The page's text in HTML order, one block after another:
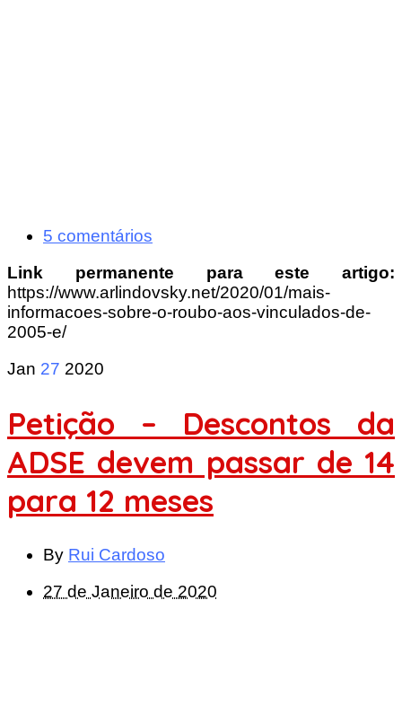
5 comentários
Link permanente para este artigo:
https://www.arlindovsky.net/2020/01/mais-
informacoes-sobre-o-roubo-aos-vinculados-de-
2005-e/
Jan 27 2020
Petição – Descontos da
ADSE devem passar de 14
para 12 meses
By Rui Cardoso
27 de Janeiro de 2020